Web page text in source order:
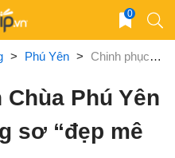
0
> Phú Yên > Chinh phục Hòn Chùa Phú Yên – Hòn đảo hoang sơ “đẹp mê hồn”
Phú Yên
sơ “đẹp mê